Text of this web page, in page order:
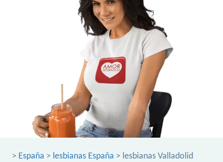
> España > lesbianas España > lesbianas Valladolid